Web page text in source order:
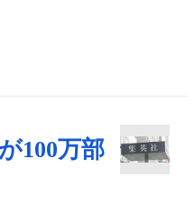
100万部